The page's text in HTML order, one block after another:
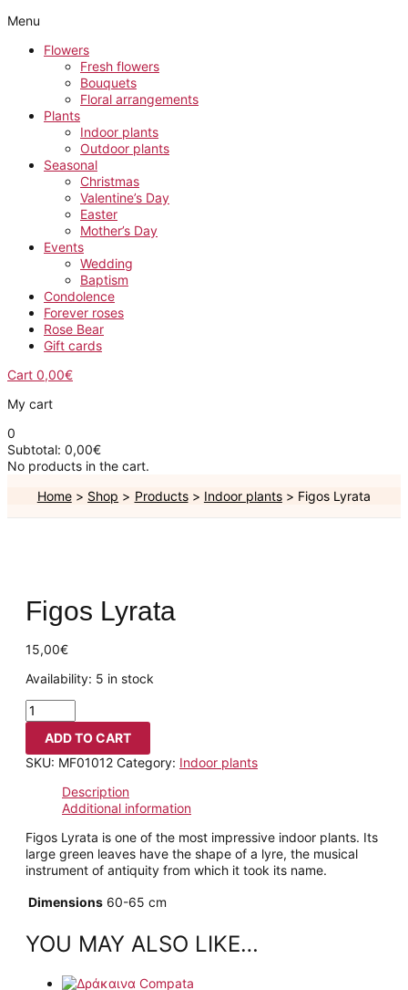
Menu
Flowers
Fresh flowers
Bouquets
Floral arrangements
Plants
Indoor plants
Outdoor plants
Seasonal
Christmas
Valentine’s Day
Easter
Mother’s Day
Events
Wedding
Baptism
Condolence
Forever roses
Rose Bear
Gift cards
Cart 0,00€
My cart
0
Subtotal: 0,00€
No products in the cart.
Home
Shop Products Indoor plants Figos Lyrata
Figos Lyrata
15,00€
Availability: 5 in stock
ADD TO CART
SKU: MF01012 Category: Indoor plants
Description
Additional information
Figos Lyrata is one of the most impressive indoor plants. Its
large green leaves have the shape of a lyre, the musical
instrument of antiquity from which it took its name.
Dimensions 60-65 cm
YOU MAY ALSO LIKE…